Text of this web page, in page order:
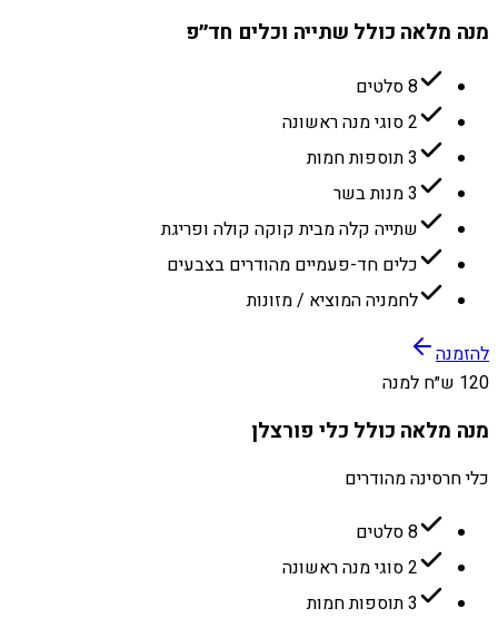
מנה מלאה כולל שתייה וכלים חד״פ
8 סלטים
2 סוגי מנה ראשונה
3 תוספות חמות
3 מנות בשר
שתייה קלה מבית קוקה קולה ופריגת
כלים חד-פעמיים מהודרים בצבעים
לחמניה המוציא / מזונות
להזמנה
120 ש״ח למנה
מנה מלאה כולל כלי פורצלן
כלי חרסינה מהודרים
8 סלטים
2 סוגי מנה ראשונה
3 תוספות חמות